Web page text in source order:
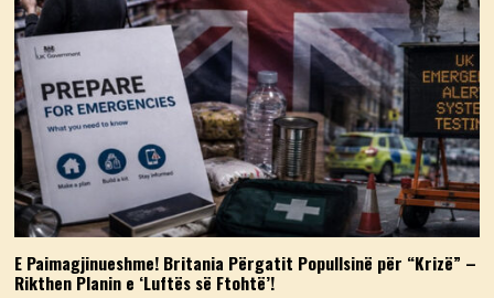
E Paimagjinueshme! Britania Përgatit Popullsinë për “Krizë” –
Rikthen Planin e ‘Luftës së Ftohtë’!